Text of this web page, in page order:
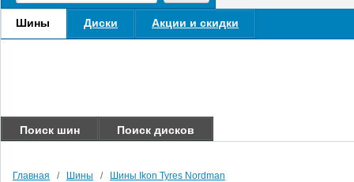
Шины Диски Акции и скидки
Поиск шин Поиск дисков
Главная / Шины / Шины Ikon Tyres Nordman